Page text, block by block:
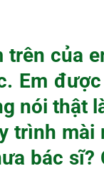
trên của
Em
nói thật
trình mài
bác sĩ?